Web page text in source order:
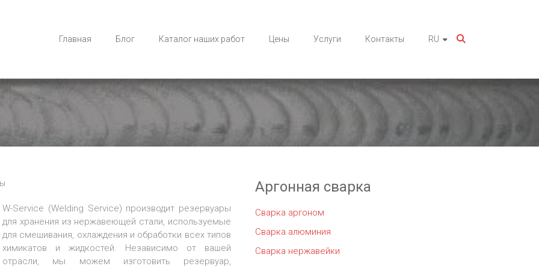
Главная Блог Каталог наших работ Цены Услуги Контакты RU
W-Service (Welding Service) производит резервуары
для хранения из нержавеющей стали, используемые
для смешивания, охлаждения и обработки всех типов
химикатов и жидкостей. Независимо от вашей
отрасли, мы можем изготовить резервуар,
Аргонная сварка
Сварка аргоном
Сварка алюминия
Сварка нержавейки